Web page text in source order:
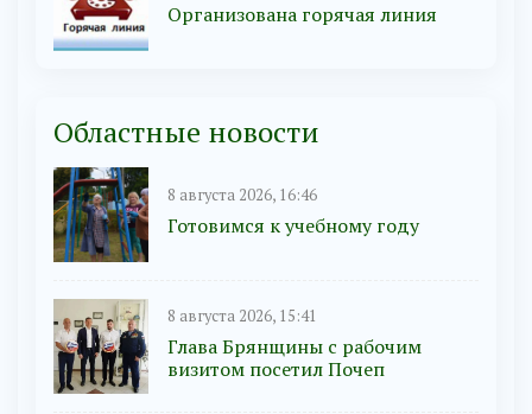
Организована горячая линия
Областные новости
8 августа 2026, 16:46
Готовимся к учебному году
8 августа 2026, 15:41
Глава Брянщины с рабочим
визитом посетил Почеп